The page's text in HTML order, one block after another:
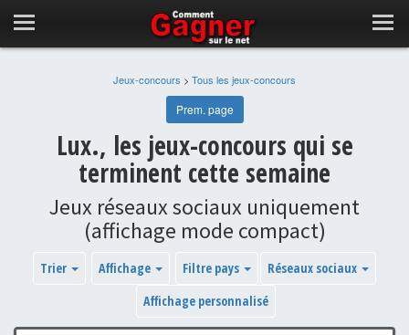
Jeux-concours > Tous les jeux-concours
Prem. page
Lux., les jeux-concours qui se
terminent cette semaine
Jeux réseaux sociaux uniquement
(affichage mode compact)
Trier Affichage Filtre pays
Réseaux sociaux
Affichage personnalisé